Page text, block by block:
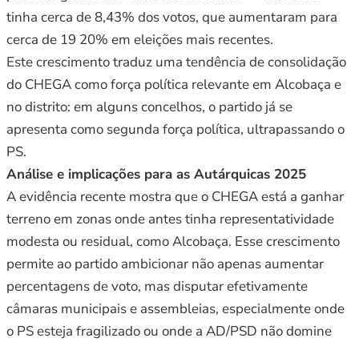
tinha cerca de 8,43% dos votos, que aumentaram para
cerca de 19 20% em eleições mais recentes.
Este crescimento traduz uma tendência de consolidação
do CHEGA como força política relevante em Alcobaça e
no distrito: em alguns concelhos, o partido já se
apresenta como segunda força política, ultrapassando o
PS.
Análise e implicações para as Autárquicas 2025
A evidência recente mostra que o CHEGA está a ganhar
terreno em zonas onde antes tinha representatividade
modesta ou residual, como Alcobaça. Esse crescimento
permite ao partido ambicionar não apenas aumentar
percentagens de voto, mas disputar efetivamente
câmaras municipais e assembleias, especialmente onde
o PS esteja fragilizado ou onde a AD/PSD não domine